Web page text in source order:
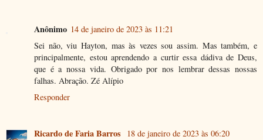
Anônimo 14 de janeiro de 2023 às 11:21
Sei não, viu Hayton, mas às vezes sou assim. Mas também, e
principalmente, estou aprendendo a curtir essa dádiva de Deus,
que é a nossa vida. Obrigado por nos lembrar dessas nossas
falhas. Abração. Zé Alípio
Responder
Ricardo de Faria Barros
18 de janeiro de 2023 às 06:20